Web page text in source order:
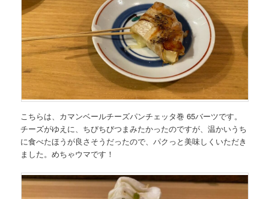
こちらは、 カマンベールチーズパンチェッタ巻 65バーツです。
チーズがゆえに、ちびちびつまみたかったのですが、温かいうち
に食べたほうが良さそうだったので、パクっと美味しくいただき
ました。めちゃウマです！